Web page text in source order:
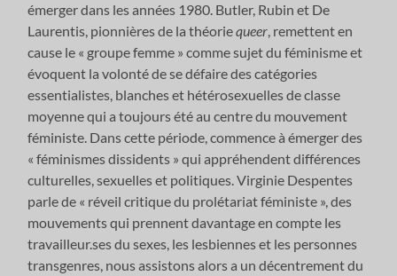
émerger dans les années 1980. Butler, Rubin et De
Laurentis, pionnières de la théoriequeer, remettent en
cause le « groupe femme » comme sujet du féminisme et
évoquent la volonté de se défaire des catégories
essentialistes, blanches et hétérosexuelles de classe
moyenne qui a toujours été au centre du mouvement
féministe. Dans cette période, commence à émerger des
« féminismes dissidents » qui appréhendent différences
culturelles, sexuelles et politiques. Virginie Despentes
parle de « réveil critique du prolétariat féministe », des
mouvements qui prennent davantage en compte les
travailleur.ses du sexes, les lesbiennes et les personnes
transgenres, nous assistons alors a un décentrement du